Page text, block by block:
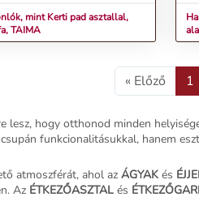
mint Kerti pad asztallal,
TAIMA
« Előző 1
lesz, hogy otthonod minden
funkcionalitásukkal, hanem
atmoszférát, ahol az ÁGYAK és
Az ÉTKEZŐASZTAL és